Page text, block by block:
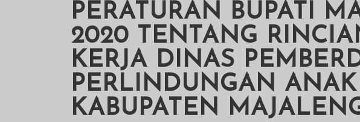
PERATURAN BUPATI
2020 TENTANG
KERJA DINAS
PERLINDUNGAN
KABUPATEN